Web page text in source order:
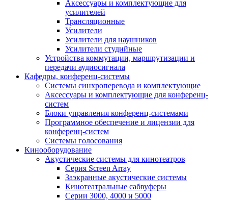
Аксессуары и комплектующие для
усилителей
Трансляционные
Усилители
Усилители для наушников
Усилители студийные
Устройства коммутации, маршрутизации и
передачи аудиосигнала
Кафедры, конференц-системы
Cистемы синхроперевода и комплектующие
Аксессуары и комплектующие для конференц-
систем
Блоки управления конференц-системами
Программное обеспечение и лицензии для
конференц-систем
Системы голосования
Кинооборудование
Акустические системы для кинотеатров
Cерия Screen Array
Заэкранные акустические системы
Кинотеатральные сабвуферы
Серии 3000, 4000 и 5000